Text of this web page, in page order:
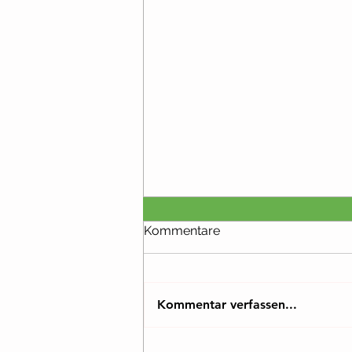
Kommentare
Kommentar verfassen...